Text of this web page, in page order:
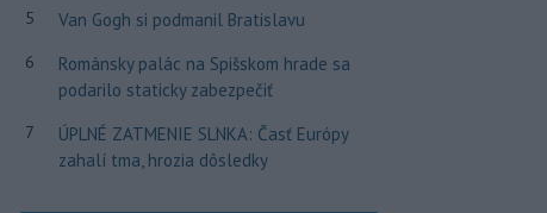
5 Van Gogh si podmanil Bratislavu
6
Románsky palác na Spišskom hrade sa
podarilo staticky zabezpečiť
7
ÚPLNÉ ZATMENIE SLNKA: Časť Európy
zahalí tma, hrozia dôsledky